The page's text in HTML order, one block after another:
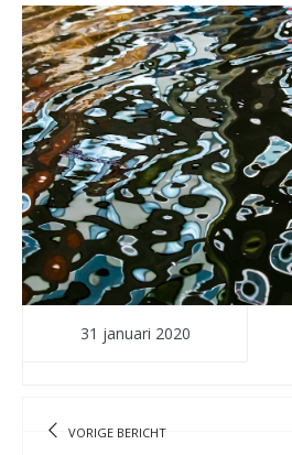
31 januari 2020
VORIGE BERICHT